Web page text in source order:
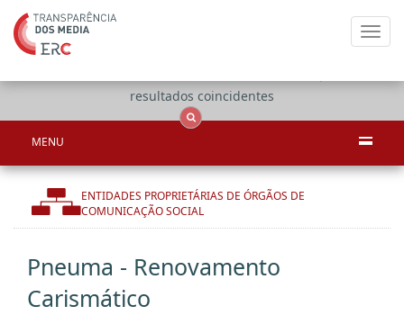
resultados coincidentes
MENU
ENTIDADES PROPRIETÁRIAS DE ÓRGÃOS DE
COMUNICAÇÃO SOCIAL
Pneuma - Renovamento
Carismático